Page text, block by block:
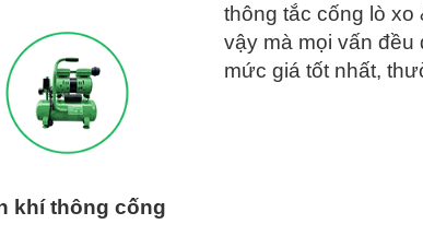
khí thông cống
thông tắc cống lò
vậy mà mọi vấn
mức giá tốt nhất,